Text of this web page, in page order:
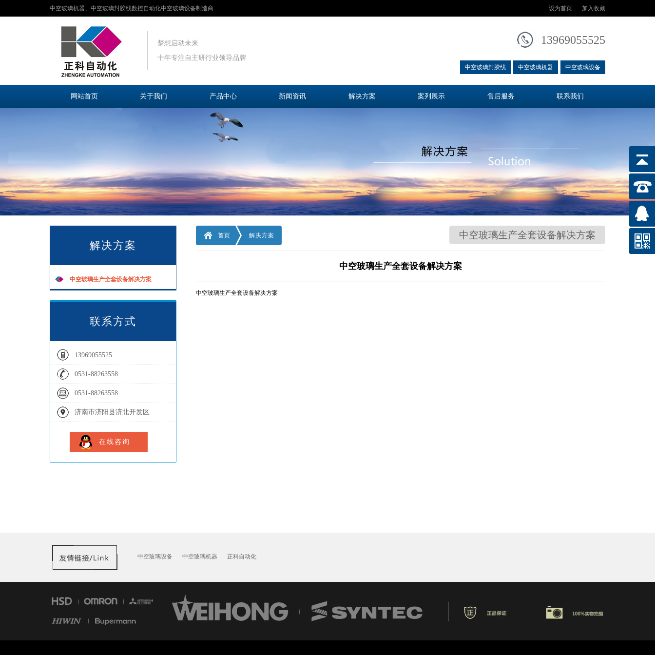
中空玻璃机器、中空玻璃封胶线数控自动化中空玻璃设备制造商 加入收藏
设为首页
梦想启动未来
十年专注自主研行业领导品牌
13969055525
中空玻璃设备
中空玻璃机器
中空玻璃封胶线
网站首页 关于我们 产品中心 新闻资讯 解决方案 案列展示 售后服务 联系我们
解决方案
中空玻璃生产全套设备解决方案
联系方式
13969055525
0531-88263558
0531-88263558
济南市济阳县济北开发区
在线咨询
首页 解决方案 中空玻璃生产全套设备解决方案
中空玻璃生产全套设备解决方案
中空玻璃生产全套设备解决方案
中空玻璃设备 中空玻璃机器 正科自动化